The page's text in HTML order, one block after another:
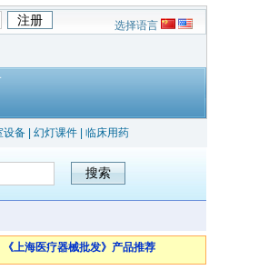
选择语言
设备 幻灯课件 临床用药
《上海医疗器械批发》产品推荐